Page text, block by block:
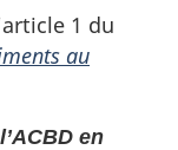
1 du
au
en